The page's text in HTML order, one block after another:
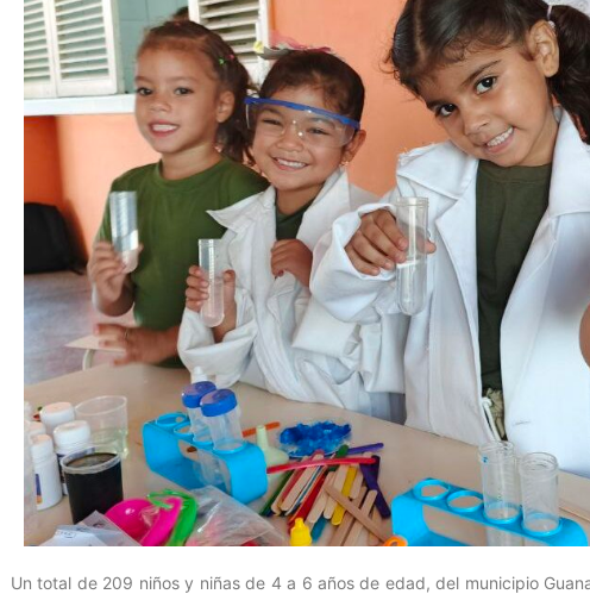
Un total de 209 niños y niñas de 4 a 6 años de edad, del municipio